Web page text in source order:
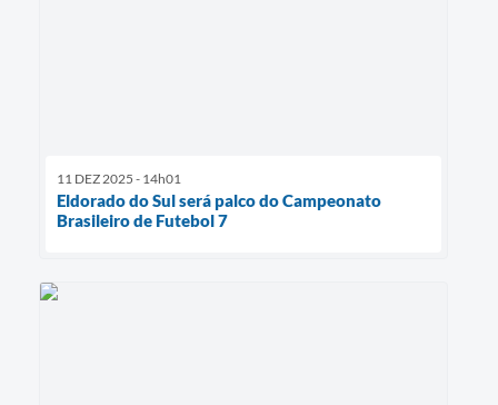
11 DEZ 2025 - 14h01
Eldorado do Sul será palco do Campeonato
Brasileiro de Futebol 7